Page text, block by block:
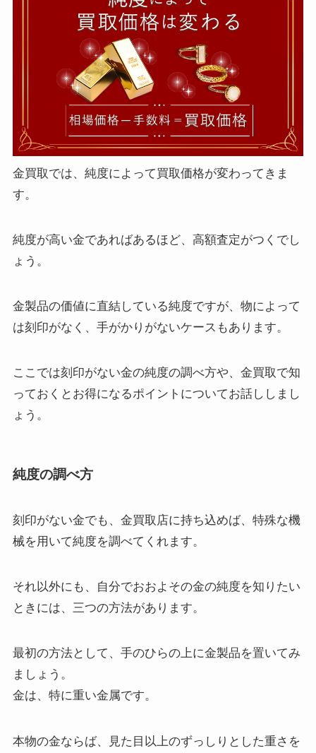
金買取では、純度によって買取価格が変わってきま
す。
純度が高い金であればあるほど、高額査定がつくでし
ょう。
金製品の価値に直結している純度ですが、物によって
は刻印がなく、手がかりがないケースもあります。
ここでは刻印がない金の純度の調べ方や、金買取で知
っておくとお得になるポイントについてお話ししまし
ょう。
純度の調べ方
刻印がない金でも、金買取店に持ち込めば、特殊な機
械を用いて純度を調べてくれます。
それ以外にも、自分でおおよその金の純度を知りたい
ときには、三つの方法があります。
最初の方法として、手のひらの上に金製品を置いてみ
ましょう。
金は、特に重い金属です。
本物の金ならば、見た目以上のずっしりとした重さを